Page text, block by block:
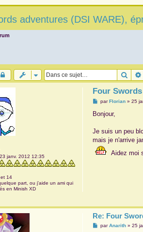
adventures (DSI WARE),
23 janv. 2012 12:35
14
part, ou j'aide un ami qui
en Minish XD
Four
M
s
g
parFlorian »25
Bonjour,
Je suis un peu
mais je n'arrive
Aidez moi
Re: Four
MparAnarith »25